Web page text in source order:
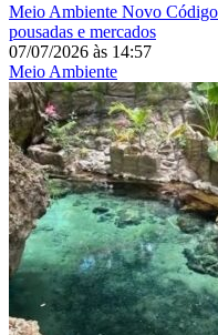
Meio Ambiente Novo
pousadas e mercados
07/07/2026 às 14:57
Meio Ambiente